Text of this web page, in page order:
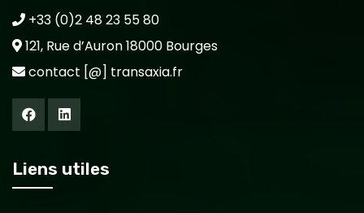
+33 (0)2 48 23 55 80
121, Rue d’Auron 18000 Bourges
contact [@] transaxia.fr
Liens utiles